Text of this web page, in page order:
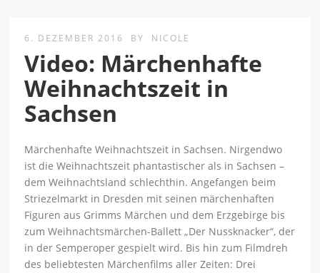
6. DEZEMBER 2016 BY NICOLE
Video: Märchenhafte
Weihnachtszeit in
Sachsen
Märchenhafte Weihnachtszeit in Sachsen. Nirgendwo
ist die Weihnachtszeit phantastischer als in Sachsen –
dem Weihnachtsland schlechthin. Angefangen beim
Striezelmarkt in Dresden mit seinen märchenhaften
Figuren aus Grimms Märchen und dem Erzgebirge bis
zum Weihnachtsmärchen-Ballett „Der Nussknacker“, der
in der Semperoper gespielt wird. Bis hin zum Filmdreh
des beliebtesten Märchenfilms aller Zeiten: Drei